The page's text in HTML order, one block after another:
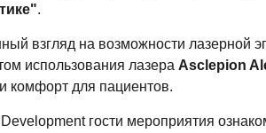
.
взгляд на возможности лазерной
использования лазера Asclepion
комфорт для пациентов.
гости мероприятия